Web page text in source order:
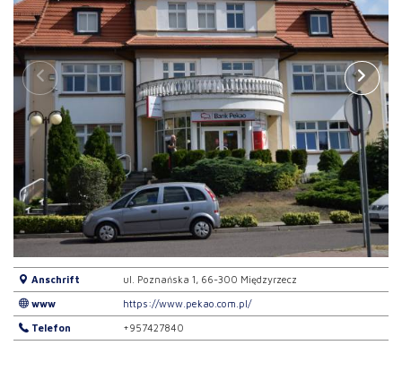
Anschrift ul. Poznańska 1, 66-300 Międzyrzecz
www https://www.pekao.com.pl/
Telefon +957427840